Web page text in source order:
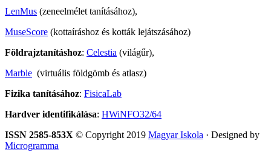
LenMus (zeneelmélet tanításához),
MuseScore (kottaíráshoz és kották lejátszásához)
Földrajztanításhoz: Celestia (világűr),
Marble (virtuális földgömb és atlasz)
Fizika tanításához: FisicaLab
Hardver identifikálása: HWiNFO32/64
ISSN 2585-853X © Copyright 2019 Magyar Iskola · Designed by
Microgramma